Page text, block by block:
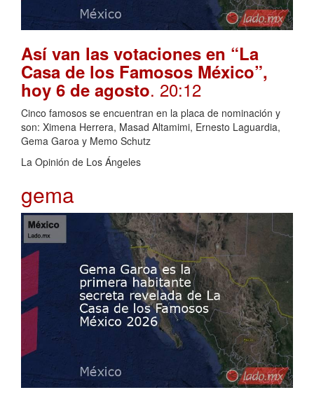
Así van las votaciones en “La
Casa de los Famosos México”,
hoy 6 de agosto. 20:12
Cinco famosos se encuentran en la placa de nominación y
son: Ximena Herrera, Masad Altamimi, Ernesto Laguardia,
Gema Garoa y Memo Schutz
La Opinión de Los Ángeles
gema